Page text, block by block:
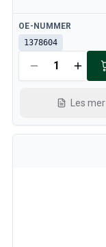
Tilgjengelig
OE-NUMMER
1378604
Les mer